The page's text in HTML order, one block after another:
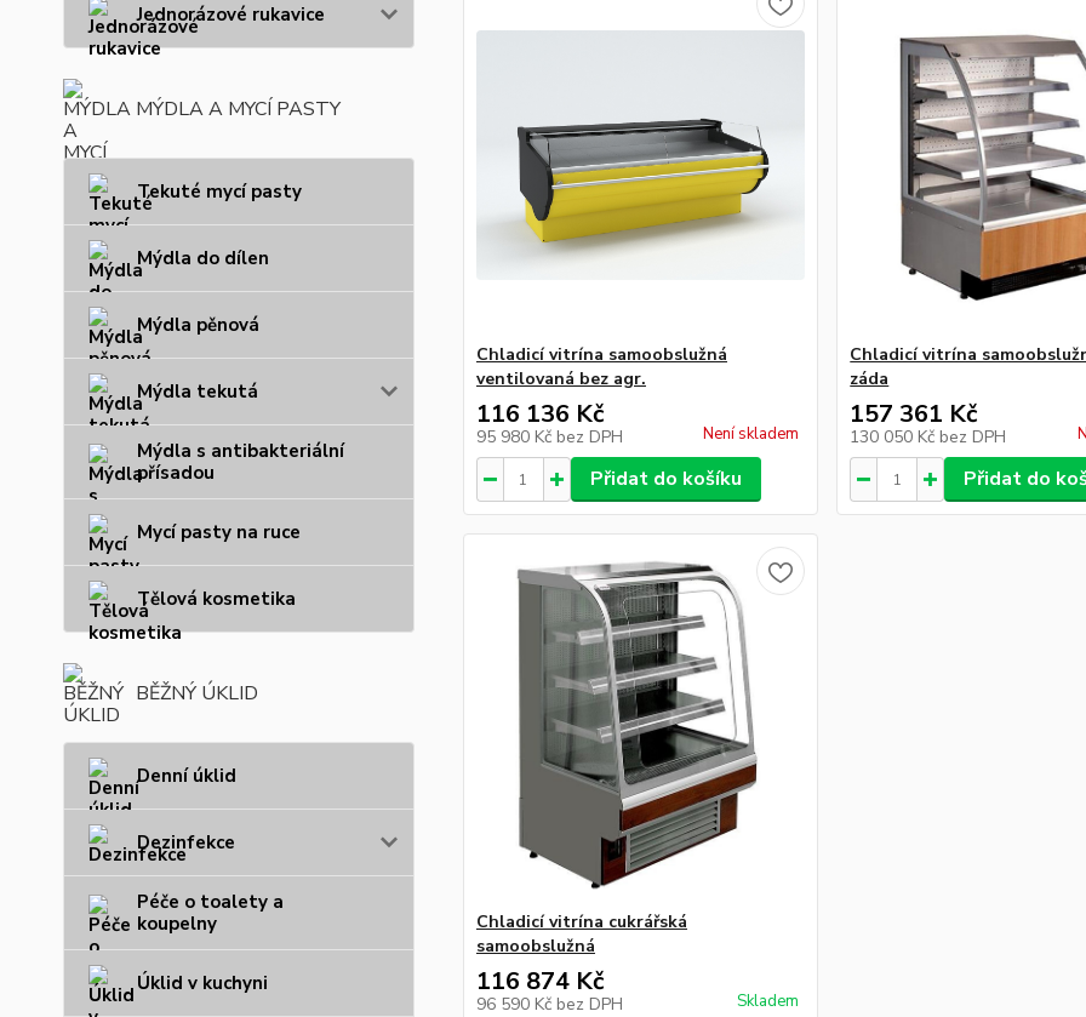
Jednorázové rukavice
MÝDLA A MYCÍ PASTY
Tekuté mycí pasty
Mýdla do dílen
Mýdla pěnová
Mýdla tekutá
Mýdla s antibakteriální
přísadou
Mycí pasty na ruce
Tělová kosmetika
BĚŽNÝ ÚKLID
Denní úklid
Dezinfekce
Péče o toalety a
koupelny
Úklid v kuchyni
Chladicí vitrína samoobslužná
ventilovaná bez agr.
116 136 Kč
95 980 Kč bez DPH Není skladem
Přidat do košíku
Chladicí vitrína
záda
157 361 Kč
130 050 Kč bez DPH
Přidat do
Chladicí vitrína cukrářská
samoobslužná
116 874 Kč
96 590 Kč bez DPH Skladem